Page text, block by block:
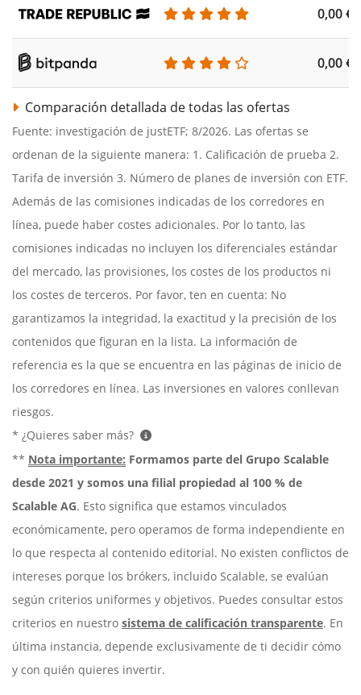
0,00 €
0,00 €
Comparación detallada de todas las ofertas
Fuente: investigación de justETF; 8/2026. Las ofertas se
ordenan de la siguiente manera: 1. Calificación de prueba 2.
Tarifa de inversión 3. Número de planes de inversión con ETF.
Además de las comisiones indicadas de los corredores en
línea, puede haber costes adicionales. Por lo tanto, las
comisiones indicadas no incluyen los diferenciales estándar
del mercado, las provisiones, los costes de los productos ni
los costes de terceros. Por favor, ten en cuenta: No
garantizamos la integridad, la exactitud y la precisión de los
contenidos que figuran en la lista. La información de
referencia es la que se encuentra en las páginas de inicio de
los corredores en línea. Las inversiones en valores conllevan
riesgos.
* ¿Quieres saber más?
** Nota importante: Formamos parte del Grupo Scalable
desde 2021 y somos una filial propiedad al 100 % de
Scalable AG. Esto significa que estamos vinculados
económicamente, pero operamos de forma independiente en
lo que respecta al contenido editorial. No existen conflictos de
intereses porque los brókers, incluido Scalable, se evalúan
según criterios uniformes y objetivos. Puedes consultar estos
criterios en nuestro sistema de calificación transparente. En
última instancia, depende exclusivamente de ti decidir cómo
y con quién quieres invertir.